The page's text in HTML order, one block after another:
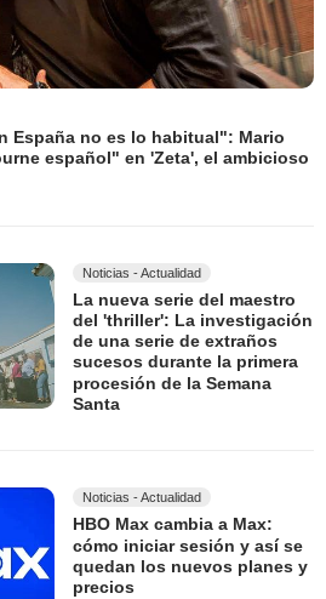
España no es lo habitual": Mario
español" en 'Zeta', el ambicioso
Noticias - Actualidad
La nueva serie del maestro
del 'thriller': La investigación
de una serie de extraños
sucesos durante la primera
procesión de la Semana
Santa
Noticias - Actualidad
HBO Max cambia a Max:
cómo iniciar sesión y así se
quedan los nuevos planes y
precios